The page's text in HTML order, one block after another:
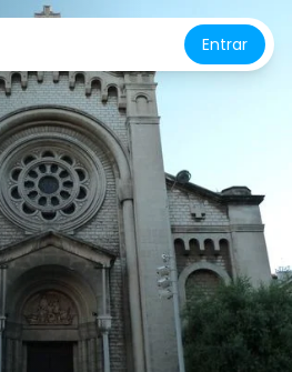
Entrar